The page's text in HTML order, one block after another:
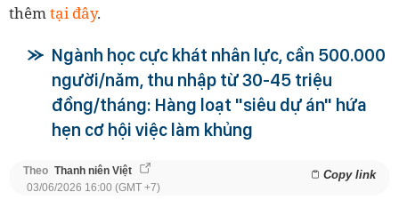
thêmtại đây.
Ngành học cực khát nhân lực, cần 500.000
người/năm, thu nhập từ 30-45 triệu
đồng/tháng: Hàng loạt "siêu dự án" hứa
hẹn cơ hội việc làm khủng
Theo Thanh niên Việt Copy link
03/06/2026 16:00 (GMT +7)